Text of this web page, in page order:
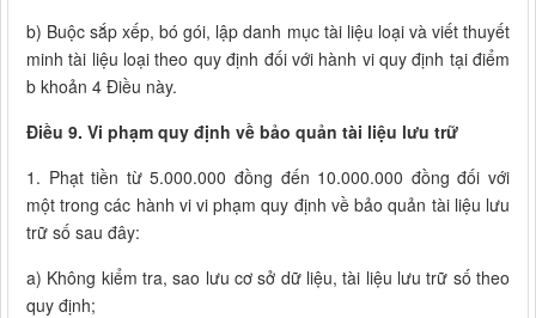
b) Buộc sắp xếp, bó gói, lập danh mục tài liệu loại và viết thuyết
minh tài liệu loại theo quy định đối với hành vi quy định tại điểm
b khoản 4 Điều này.
Điều 9. Vi phạm quy định về bảo quản tài liệu lưu trữ
1. Phạt tiền từ 5.000.000 đồng đến 10.000.000 đồng đối với
một trong các hành vi vi phạm quy định về bảo quản tài liệu lưu
trữ số sau đây:
a) Không kiểm tra, sao lưu cơ sở dữ liệu, tài liệu lưu trữ số theo
quy định;